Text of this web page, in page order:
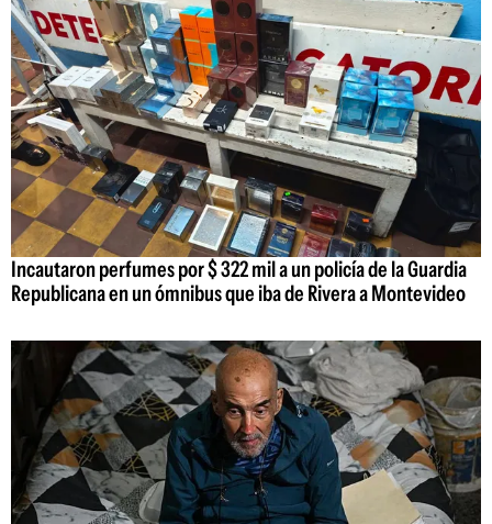
Incautaron perfumes por $ 322 mil a un policía de la Guardia
Republicana en un ómnibus que iba de Rivera a Montevideo